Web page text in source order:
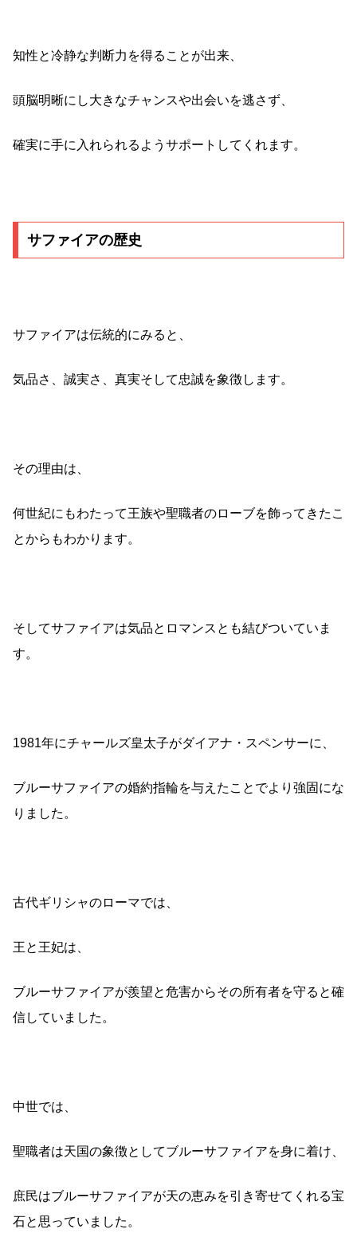
知性と冷静な判断力を得ることが出来、
頭脳明晰にし大きなチャンスや出会いを逃さず、
確実に手に入れられるようサポートしてくれます。
サファイアの歴史
サファイアは伝統的にみると、
気品さ、誠実さ、真実そして忠誠を象徴します。
その理由は、
何世紀にもわたって王族や聖職者のローブを飾ってきたこ
とからもわかります。
そしてサファイアは気品とロマンスとも結びついていま
す。
1981年にチャールズ皇太子がダイアナ・スペンサーに、
ブルーサファイアの婚約指輪を与えたことでより強固にな
りました。
古代ギリシャのローマでは、
王と王妃は、
ブルーサファイアが羨望と危害からその所有者を守ると確
信していました。
中世では、
聖職者は天国の象徴としてブルーサファイアを身に着け、
庶民はブルーサファイアが天の恵みを引き寄せてくれる宝
石と思っていました。